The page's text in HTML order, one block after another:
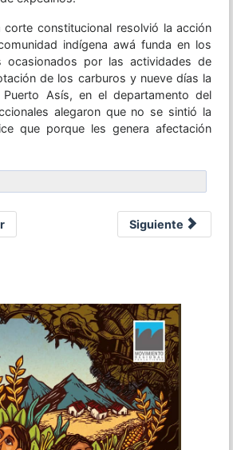
corte constitucional resolvió la acción
indígena awá funda en los
ocasionados por las actividades de
de los carburos y nueve días la
Asís, en el departamento del
alegaron que no se sintió la
que porque les genera afectación
Siguiente